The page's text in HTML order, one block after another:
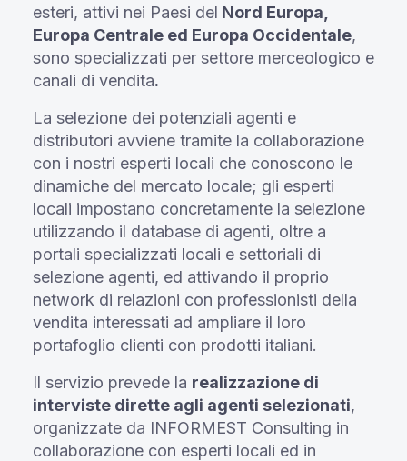
esteri, attivi nei Paesi del Nord Europa,
Europa Centrale ed Europa Occidentale,
sono specializzati per settore merceologico e
canali di vendita.
La selezione dei potenziali agenti e
distributori avviene tramite la collaborazione
con i nostri esperti locali che conoscono le
dinamiche del mercato locale; gli esperti
locali impostano concretamente la selezione
utilizzando il database di agenti, oltre a
portali specializzati locali e settoriali di
selezione agenti, ed attivando il proprio
network di relazioni con professionisti della
vendita interessati ad ampliare il loro
portafoglio clienti con prodotti italiani.
Il servizio prevede la realizzazione di
interviste dirette agli agenti selezionati,
organizzate da INFORMEST Consulting in
collaborazione con esperti locali ed in